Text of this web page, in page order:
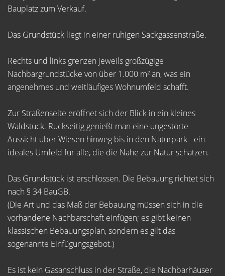
Bauplatz zum Verkauf.
Das Grundstück liegt in einer ruhigen Sackgassenstraße.
Rechts und links grenzen jeweils großzügige
Nachbargrundstücke von über 1.000 m² an, was ein
angenehmes und weitläufiges Wohnumfeld schafft.
Zur Straßenseite eröffnet sich der Blick in ein kleines
Waldstück. Rückseitig genießt man eine ungestörte
Aussicht über Wiesen hinweg bis in den Naturpark - ein
ideales Umfeld für alle, die die Nähe zur Natur schätzen.
Das Grundstück ist erschlossen. Die Bebauung richtet sich
nach § 34 BauGB.
(Die Art und das Maß der Bebauung müssen sich in die
vorhandene Nachbarschaft einfügen; es gibt keinen
klassischen Bebauungsplan, sondern es gilt das
sogenannte Einfügungsgebot.)
Es ist kein Gasanschluss in der Straße, die Nachbarhäuser